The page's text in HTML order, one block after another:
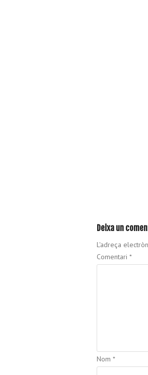
Deixa un
L'adreça
Comentari *
Nom *